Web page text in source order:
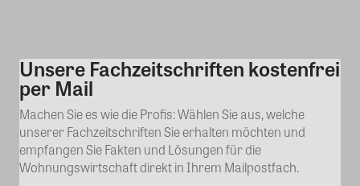
Kommentar
Unsere Fachzeitschriften kostenfrei
per Mail
Machen Sie es wie die Profis: Wählen Sie aus, welche
unserer Fachzeitschriften Sie erhalten möchten und
empfangen Sie Fakten und Lösungen für die
Wohnungswirtschaft direkt in Ihrem Mailpostfach.